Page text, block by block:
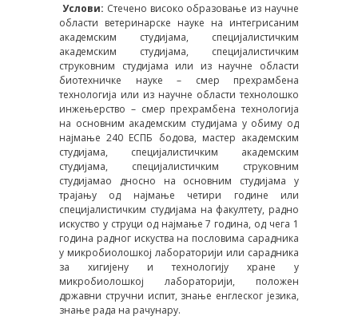
Услови: Стечено високо образовање из научне
области ветеринарске науке на интегрисаним
академским студијама, специјалистичким
академским студијама, специјалистичким
струковним студијама или из научне области
биотехничке науке – смер прехрамбена
технологија или из научне области технолошко
инжењерство – смер прехрамбена технологија
на основним академским студијама у обиму од
најмање 240 ЕСПБ бодова, мастер академским
студијама, специјалистичким академским
студијама, специјалистичким струковним
студијамао дносно на основним студијама у
трајању од најмање четири године или
специјалистичким студијама на факултету, радно
искуство у струци од најмање 7 година, од чега 1
година радног искуства на пословима сарадника
у микробиолошкој лабораторији или сарадника
за хигијену и технологију хране у
микробиолошкој лабораторији, положен
државни стручни испит, знање енглеског језика,
знање рада на рачунару.